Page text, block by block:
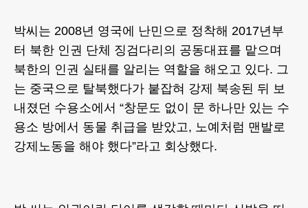
박씨는 2008년 영국에 난민으로 정착해 2017년부
터 북한 인권 단체 징검다리의 공동대표를 맡으며
북한의 인권 실태를 알리는 역할을 해오고 있다. 그
는 중국으로 탈북했다가 붙잡혀 강제 북송된 뒤 보
내졌던 수용소에서 “창문도 없이 문 하나만 있는 수
용소 방에서 동물 취급을 받았고, 노예처럼 맨발로
강제노동을 해야 했다”라고 회상했다.